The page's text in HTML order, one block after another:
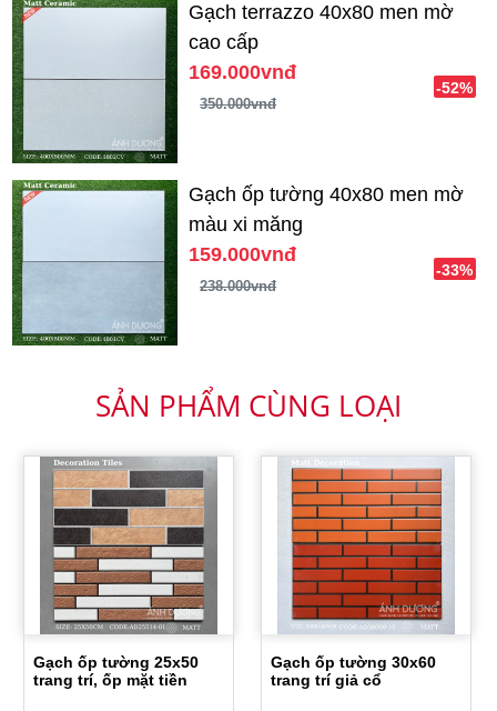
Gạch terrazzo 40x80 men mờ
cao cấp
169.000vnđ
350.000vnđ
-52%
Gạch ốp tường 40x80 men mờ
màu xi măng
159.000vnđ
238.000vnđ
-33%
SẢN PHẨM CÙNG LOẠI
Gạch ốp tường 25x50
trang trí, ốp mặt tiền
Gạch ốp tường 30x60
trang trí giả cổ